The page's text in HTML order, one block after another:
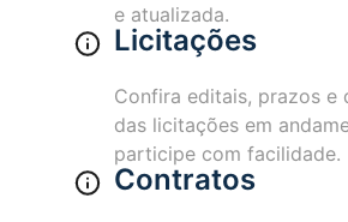
e atualizada.
Licitações
Confira editais, prazos e
das licitações em
participe com facilidade.
Contratos